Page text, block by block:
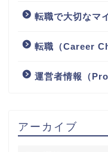
転職で大切なマ
転職（Career
運営者情報（
アーカイブ